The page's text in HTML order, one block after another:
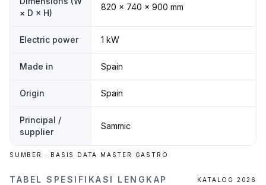
× D × H)
820 × 740 × 900 mm
Electric power 1 kW
Made in Spain
Origin Spain
Principal /
supplier
Sammic
SUMBER · BASIS DATA MASTER GASTRO
TABEL SPESIFIKASI LENGKAP KATALOG 2026